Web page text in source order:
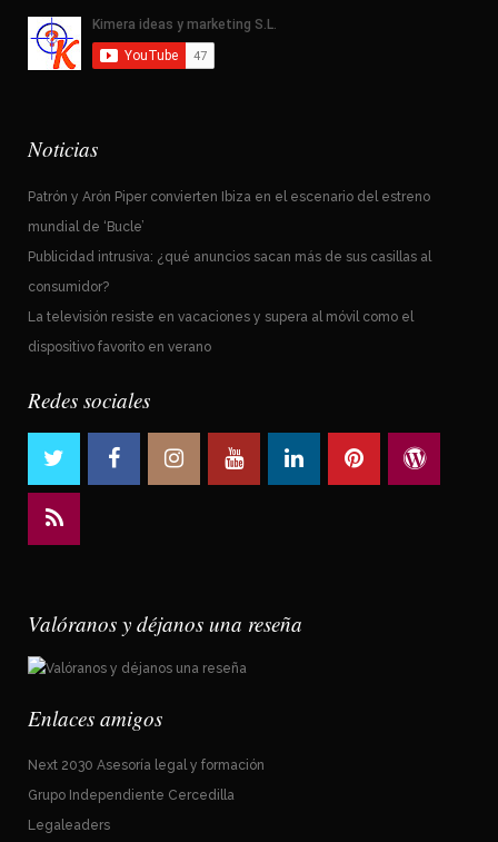
Noticias
Patrón y Arón Piper convierten Ibiza en el escenario del estreno
mundial de ‘Bucle’
Publicidad intrusiva: ¿qué anuncios sacan más de sus casillas al
consumidor?
La televisión resiste en vacaciones y supera al móvil como el
dispositivo favorito en verano
Redes sociales
Valóranos y déjanos una reseña
Enlaces amigos
Next 2030 Asesoría legal y formación
Grupo Independiente Cercedilla
Legaleaders